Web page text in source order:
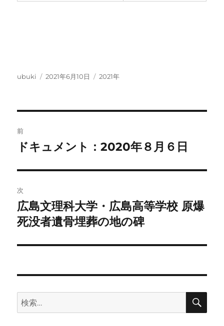
投
ubuki
投
2021年6月10日
カ
2021年
稿
ビ
ゲ
ー
シ
ン
前
前
投
稿:
ドキュメント：2020年８月６日
次
次
の
稿:
広島文理科大学・広島高等学校 原爆
死没者遺骨埋葬の地の碑
検
索:
検